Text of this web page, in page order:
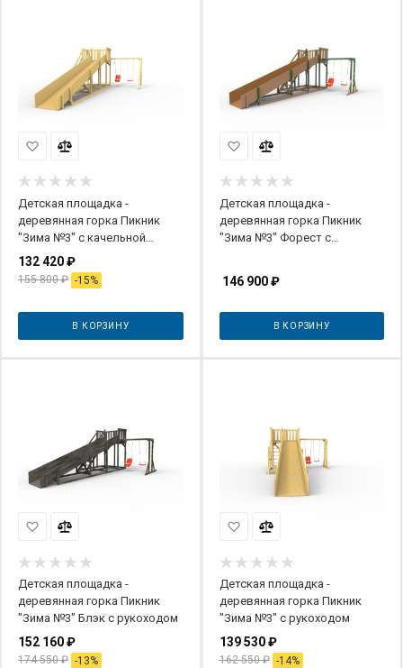
Детская площадка -
деревянная горка Пикник
"Зима №3" с качельной
балкой
132 420₽
155 800₽ -15%
В КОРЗИНУ
Детская площадка -
деревянная горка Пикник
"Зима №3" Форест с
146 900₽
В КОРЗИНУ
Детская площадка -
деревянная горка Пикник
"Зима №3" Блэк с рукоходом
152 160₽
174 550₽ -13%
Детская площадка -
деревянная горка Пикник
"Зима №3" с рукоходом
139 530₽
162 550₽ -14%